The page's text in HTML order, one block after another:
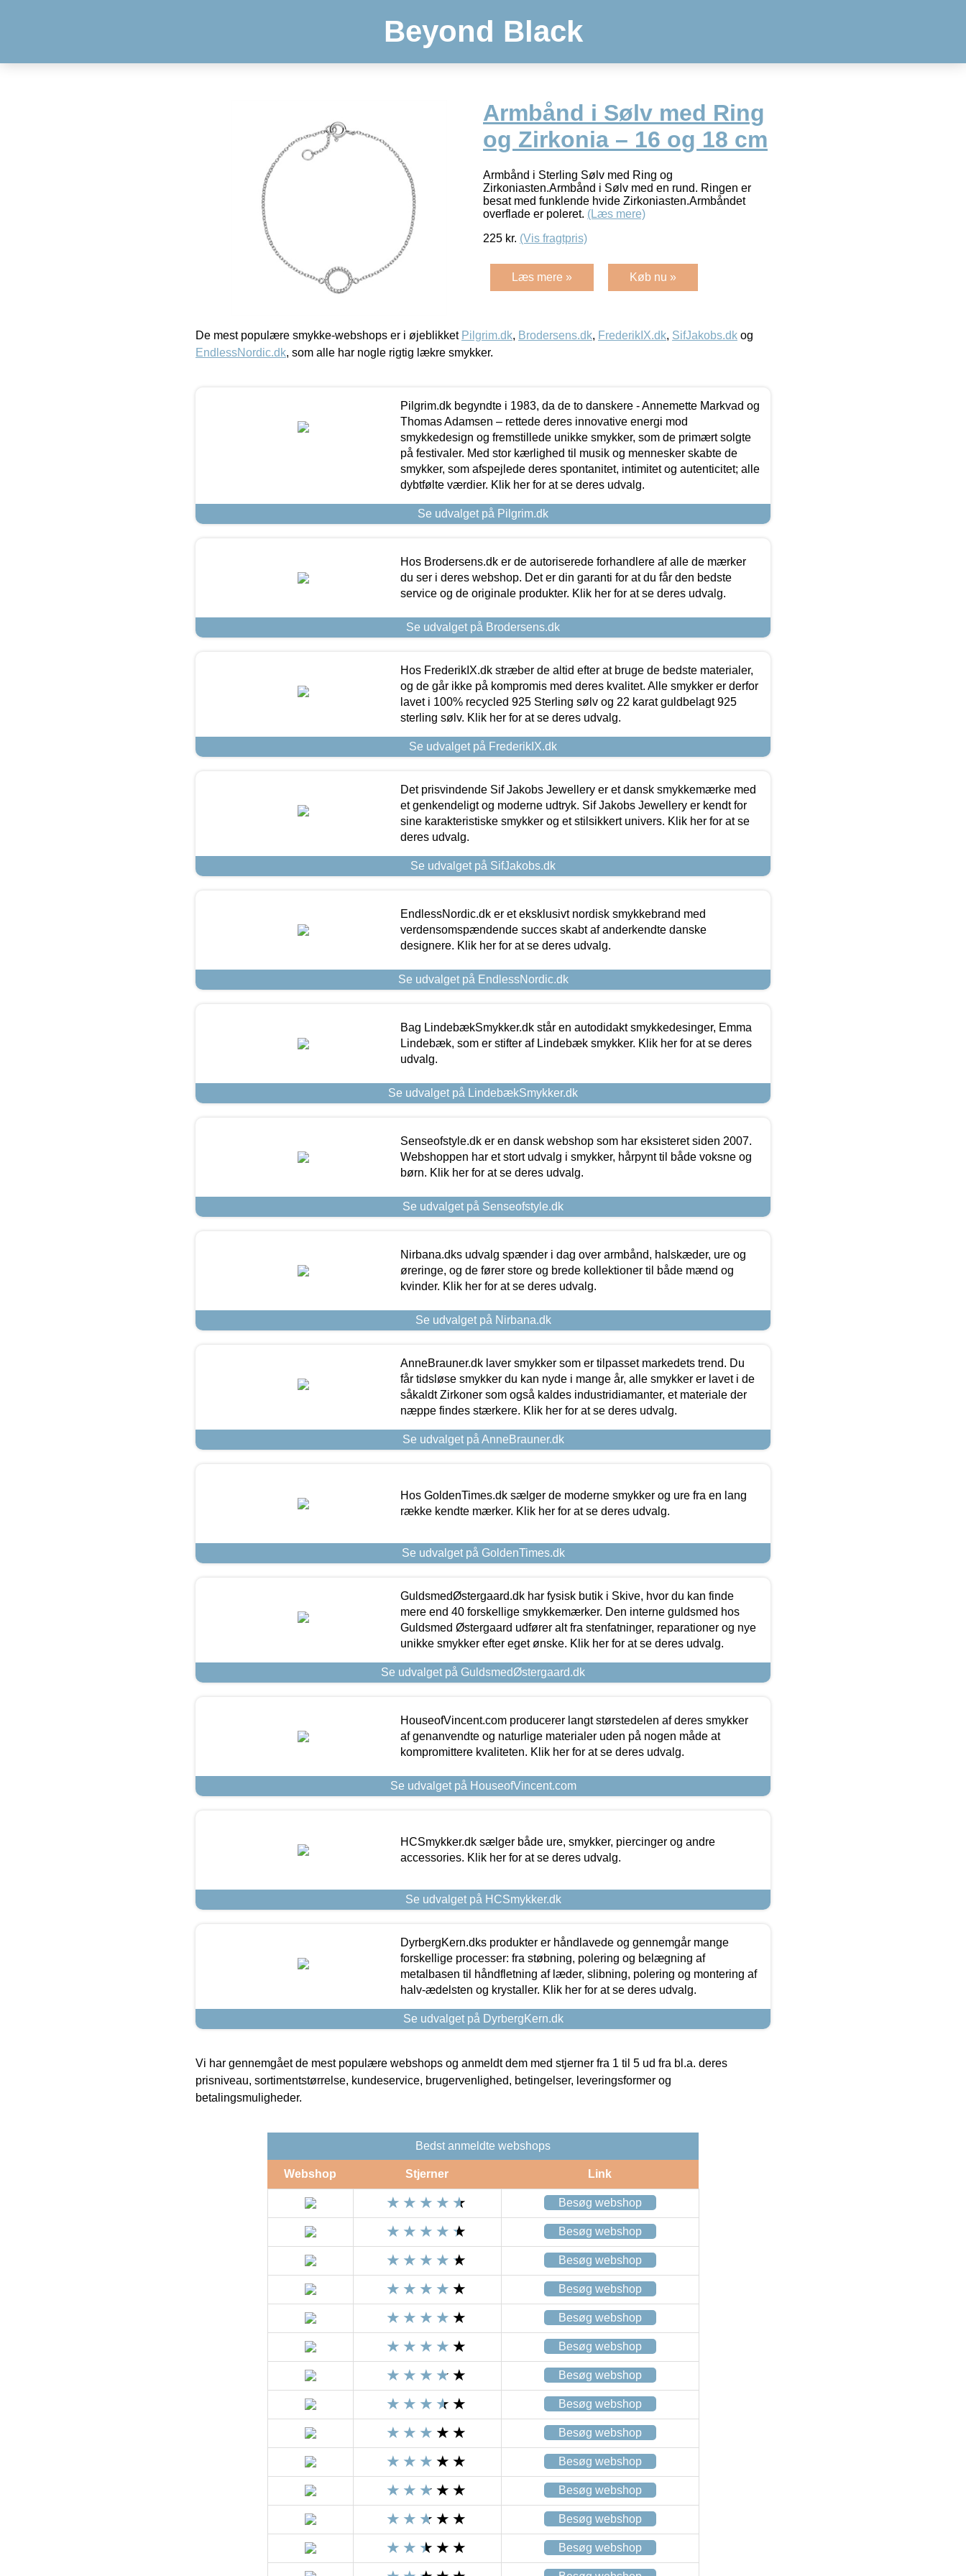
Beyond Black
Armbånd i Sølv med Ring
og Zirkonia – 16 og 18 cm
Armbånd i Sterling Sølv med Ring og
Zirkoniasten.Armbånd i Sølv med en rund. Ringen er
besat med funklende hvide Zirkoniasten.Armbåndet
overflade er poleret. (Læs mere)
225 kr. (Vis fragtpris)
Læs mere » Køb nu »
De mest populære smykke-webshops er i øjeblikket Pilgrim.dk, Brodersens.dk, FrederikIX.dk, SifJakobs.dk og
EndlessNordic.dk, som alle har nogle rigtig lækre smykker.
Pilgrim.dk begyndte i 1983, da de to danskere - Annemette Markvad og
Thomas Adamsen – rettede deres innovative energi mod
smykkedesign og fremstillede unikke smykker, som de primært solgte
på festivaler. Med stor kærlighed til musik og mennesker skabte de
smykker, som afspejlede deres spontanitet, intimitet og autenticitet; alle
dybtfølte værdier. Klik her for at se deres udvalg.
Se udvalget på Pilgrim.dk
Hos Brodersens.dk er de autoriserede forhandlere af alle de mærker
du ser i deres webshop. Det er din garanti for at du får den bedste
service og de originale produkter. Klik her for at se deres udvalg.
Se udvalget på Brodersens.dk
Hos FrederikIX.dk stræber de altid efter at bruge de bedste materialer,
og de går ikke på kompromis med deres kvalitet. Alle smykker er derfor
lavet i 100% recycled 925 Sterling sølv og 22 karat guldbelagt 925
sterling sølv. Klik her for at se deres udvalg.
Se udvalget på FrederikIX.dk
Det prisvindende Sif Jakobs Jewellery er et dansk smykkemærke med
et genkendeligt og moderne udtryk. Sif Jakobs Jewellery er kendt for
sine karakteristiske smykker og et stilsikkert univers. Klik her for at se
deres udvalg.
Se udvalget på SifJakobs.dk
EndlessNordic.dk er et eksklusivt nordisk smykkebrand med
verdensomspændende succes skabt af anderkendte danske
designere. Klik her for at se deres udvalg.
Se udvalget på EndlessNordic.dk
Bag LindebækSmykker.dk står en autodidakt smykkedesinger, Emma
Lindebæk, som er stifter af Lindebæk smykker. Klik her for at se deres
udvalg.
Se udvalget på LindebækSmykker.dk
Senseofstyle.dk er en dansk webshop som har eksisteret siden 2007.
Webshoppen har et stort udvalg i smykker, hårpynt til både voksne og
børn. Klik her for at se deres udvalg.
Se udvalget på Senseofstyle.dk
Nirbana.dks udvalg spænder i dag over armbånd, halskæder, ure og
øreringe, og de fører store og brede kollektioner til både mænd og
kvinder. Klik her for at se deres udvalg.
Se udvalget på Nirbana.dk
AnneBrauner.dk laver smykker som er tilpasset markedets trend. Du
får tidsløse smykker du kan nyde i mange år, alle smykker er lavet i de
såkaldt Zirkoner som også kaldes industridiamanter, et materiale der
næppe findes stærkere. Klik her for at se deres udvalg.
Se udvalget på AnneBrauner.dk
Hos GoldenTimes.dk sælger de moderne smykker og ure fra en lang
række kendte mærker. Klik her for at se deres udvalg.
Se udvalget på GoldenTimes.dk
GuldsmedØstergaard.dk har fysisk butik i Skive, hvor du kan finde
mere end 40 forskellige smykkemærker. Den interne guldsmed hos
Guldsmed Østergaard udfører alt fra stenfatninger, reparationer og nye
unikke smykker efter eget ønske. Klik her for at se deres udvalg.
Se udvalget på GuldsmedØstergaard.dk
HouseofVincent.com producerer langt størstedelen af deres smykker
af genanvendte og naturlige materialer uden på nogen måde at
kompromittere kvaliteten. Klik her for at se deres udvalg.
Se udvalget på HouseofVincent.com
HCSmykker.dk sælger både ure, smykker, piercinger og andre
accessories. Klik her for at se deres udvalg.
Se udvalget på HCSmykker.dk
DyrbergKern.dks produkter er håndlavede og gennemgår mange
forskellige processer: fra støbning, polering og belægning af
metalbasen til håndfletning af læder, slibning, polering og montering af
halv-ædelsten og krystaller. Klik her for at se deres udvalg.
Se udvalget på DyrbergKern.dk
Vi har gennemgået de mest populære webshops og anmeldt dem med stjerner fra 1 til 5 ud fra bl.a. deres
prisniveau, sortimentstørrelse, kundeservice, brugervenlighed, betingelser, leveringsformer og
betalingsmuligheder.
Bedst anmeldte webshops
Webshop Stjerner Link
Besøg webshop
Besøg webshop
Besøg webshop
Besøg webshop
Besøg webshop
Besøg webshop
Besøg webshop
Besøg webshop
Besøg webshop
Besøg webshop
Besøg webshop
Besøg webshop
Besøg webshop